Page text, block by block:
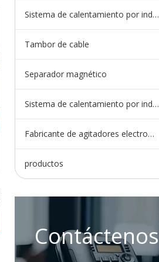
Sistema de calentamiento por inducción de artesa
Tambor de cable
Separador magnético
Sistema de calentamiento por inducción
Fabricante de agitadores electromagnéticos
productos
Contáctenos